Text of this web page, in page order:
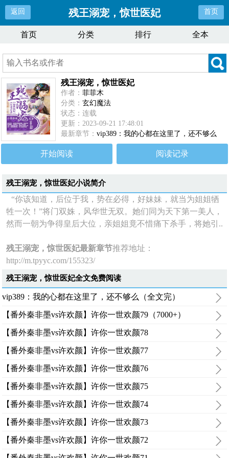
返回 残王溺宠，惊世医妃 首页
首页 分类 排行 全本
残王溺宠，惊世医妃
作者：菲菲木
分类：玄幻魔法
状态：连载
更新：2023-09-21 17:48:01
最新章节：vip389：我的心都在这里了，还不够么
（全文完）
开始阅读 阅读记录
残王溺宠，惊世医妃小说简介
“你该知道，后位于我，势在必得，好妹妹，就当为姐姐牺
牲一次！”将门双姝，风华世无双。她们同为天下第一美人，
然而一朝为争得皇后大位，亲姐姐竟不惜痛下杀手，将她引..
残王溺宠，惊世医妃最新章节推荐地址：
http://m.tpyyc.com/155323/
残王溺宠，惊世医妃全文免费阅读
vip389：我的心都在这里了，还不够么（全文完）
【番外秦非墨vs许欢颜】许你一世欢颜79（7000+）
【番外秦非墨vs许欢颜】许你一世欢颜78
【番外秦非墨vs许欢颜】许你一世欢颜77
【番外秦非墨vs许欢颜】许你一世欢颜76
【番外秦非墨vs许欢颜】许你一世欢颜75
【番外秦非墨vs许欢颜】许你一世欢颜74
【番外秦非墨vs许欢颜】许你一世欢颜73
【番外秦非墨vs许欢颜】许你一世欢颜72